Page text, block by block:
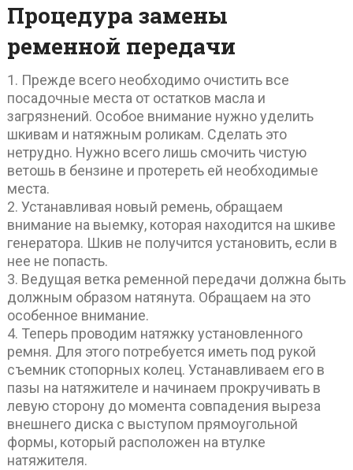
Процедура замены
ременной передачи
1. Прежде всего необходимо очистить все
посадочные места от остатков масла и
загрязнений. Особое внимание нужно уделить
шкивам и натяжным роликам. Сделать это
нетрудно. Нужно всего лишь смочить чистую
ветошь в бензине и протереть ей необходимые
места.
2. Устанавливая новый ремень, обращаем
внимание на выемку, которая находится на шкиве
генератора. Шкив не получится установить, если в
нее не попасть.
3. Ведущая ветка ременной передачи должна быть
должным образом натянута. Обращаем на это
особенное внимание.
4. Теперь проводим натяжку установленного
ремня. Для этого потребуется иметь под рукой
съемник стопорных колец. Устанавливаем его в
пазы на натяжителе и начинаем прокручивать в
левую сторону до момента совпадения выреза
внешнего диска с выступом прямоугольной
формы, который расположен на втулке
натяжителя.